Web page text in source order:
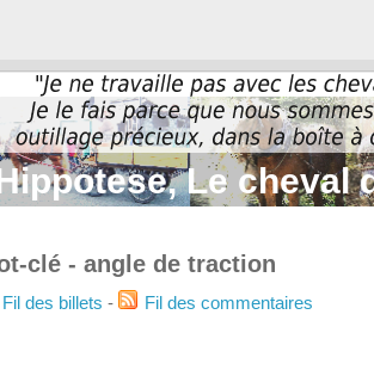
Le cheval
clé - angle de traction
Fil des billets - Fil des commentaires